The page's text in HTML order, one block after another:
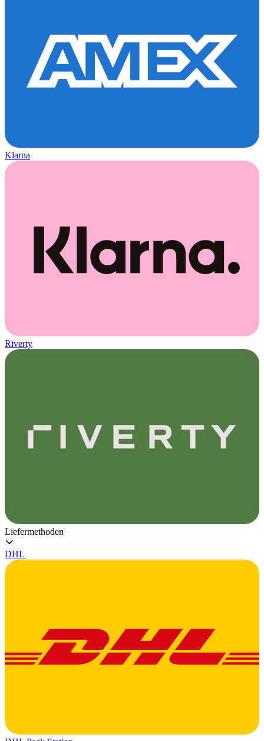
Klarna
Riverty
Liefermethoden
DHL